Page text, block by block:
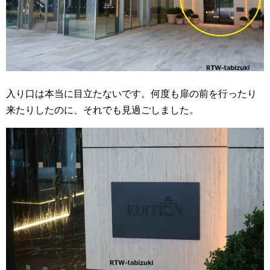
入り口は本当に目立たないです。何度も扉の前を行ったり
来たりしたのに、それでも見過ごしました。